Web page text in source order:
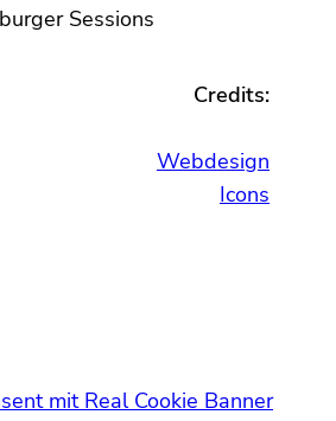
Sessions
Credits:
Webdesign
Icons
mit Real Cookie Banner